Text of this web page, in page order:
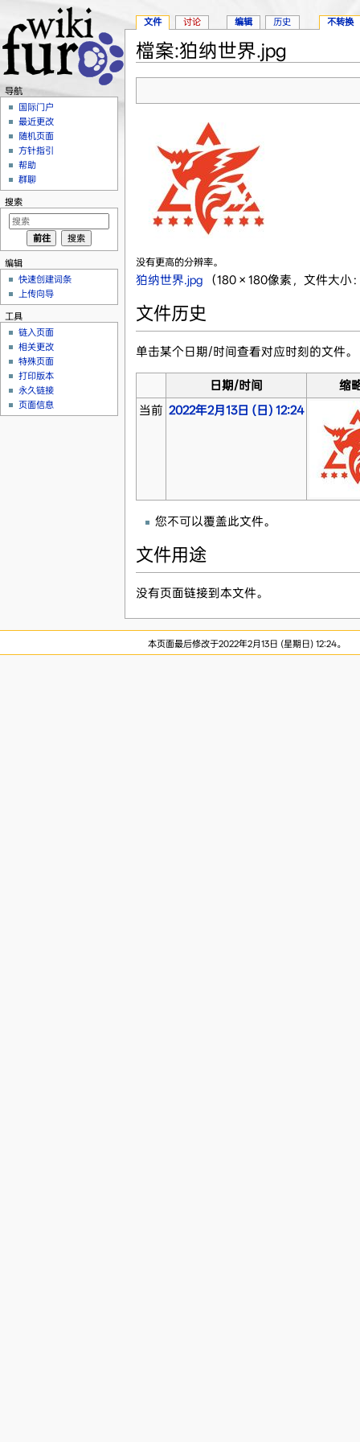
檔案:狛纳世界.jpg
没有更高的分辨率。
狛纳世界.jpg‎ （180 × 180像素，文件大
文件历史
单击某个日期/时间查看对应时刻的文件。
日期/时间
缩
当前 2022年2月13日 (日) 12:24
您不可以覆盖此文件。
文件用途
没有页面链接到本文件。
文件 讨论 编辑 历史 不转换
导航
国际门户
最近更改
随机页面
方针指引
帮助
群聊
搜索
编辑
快速创建词条
上传向导
工具
链入页面
相关更改
特殊页面
打印版本
永久链接
页面信息
本页面最后修改于2022年2月13日 (星期日) 12:24。